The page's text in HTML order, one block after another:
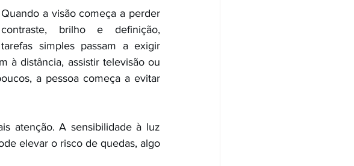
Quando a visão começa a perder
contraste, brilho e definição,
tarefas simples passam a exigir
à distância, assistir televisão ou
a pessoa começa a evitar
atenção. A sensibilidade à luz
elevar o risco de quedas, algo